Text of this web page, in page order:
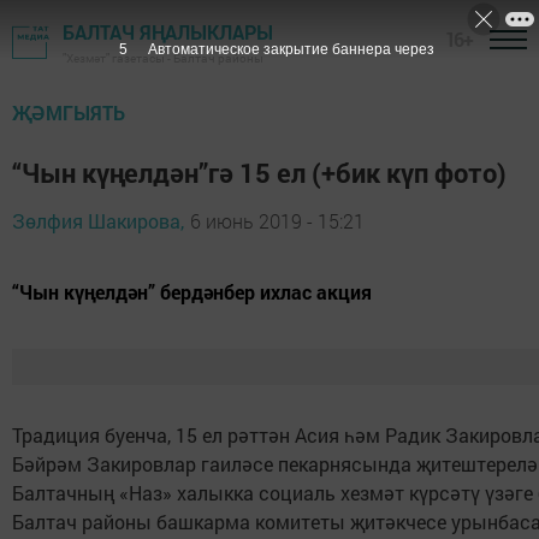
БАЛТАЧ ЯҢАЛЫКЛАРЫ
"Хезмәт" газетасы - Балтач районы
ҖӘМГЫЯТЬ
“Чын күңелдән”гә 15 ел (+бик күп фото)
Зөлфия Шакирова, 6 июнь 2019 - 15:21
“Чын күңелдән” бердәнбер ихлас акция
Традиция буенча, 15 ел рәттән Асия һәм Радик
Бәйрәм Закировлар гаиләсе пекарнясында
Балтачның «Наз» халыкка социаль хезмәт күрсәтү
Балтач районы башкарма комитеты җитәкчесе
4 Автоматическое закрытие баннера через